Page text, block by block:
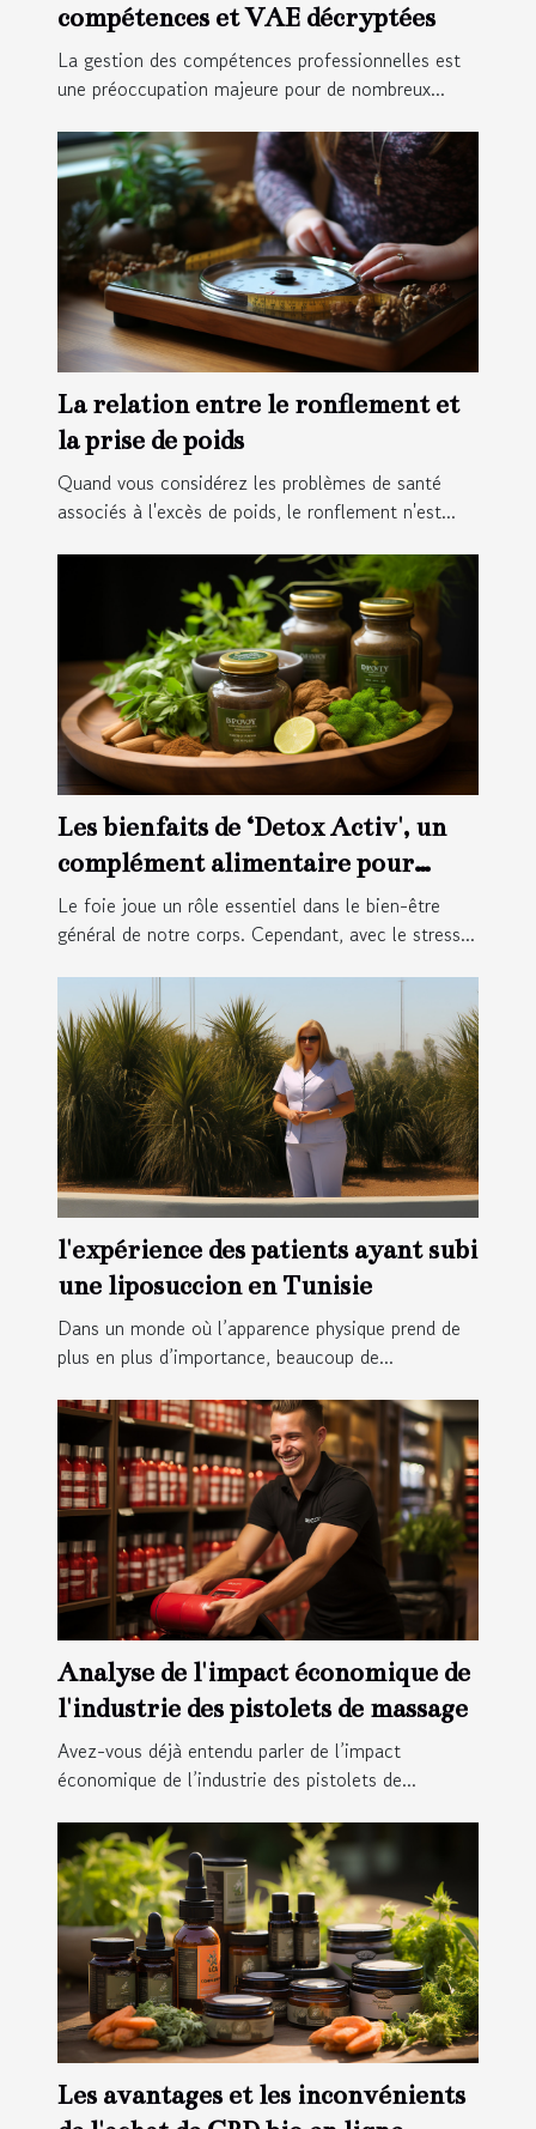
compétences et VAE décryptées
La gestion des compétences professionnelles est
une préoccupation majeure pour de nombreux...
La relation entre le ronflement et
la prise de poids
Quand vous considérez les problèmes de santé
associés à l'excès de poids, le ronflement n'est...
Les bienfaits de ‘Detox Activ', un
complément alimentaire pour
détoxifier le foie
Le foie joue un rôle essentiel dans le bien-être
général de notre corps. Cependant, avec le stress...
l'expérience des patients ayant subi
une liposuccion en Tunisie
Dans un monde où l’apparence physique prend de
plus en plus d’importance, beaucoup de...
Analyse de l'impact économique de
l'industrie des pistolets de massage
Avez-vous déjà entendu parler de l’impact
économique de l’industrie des pistolets de...
Les avantages et les inconvénients